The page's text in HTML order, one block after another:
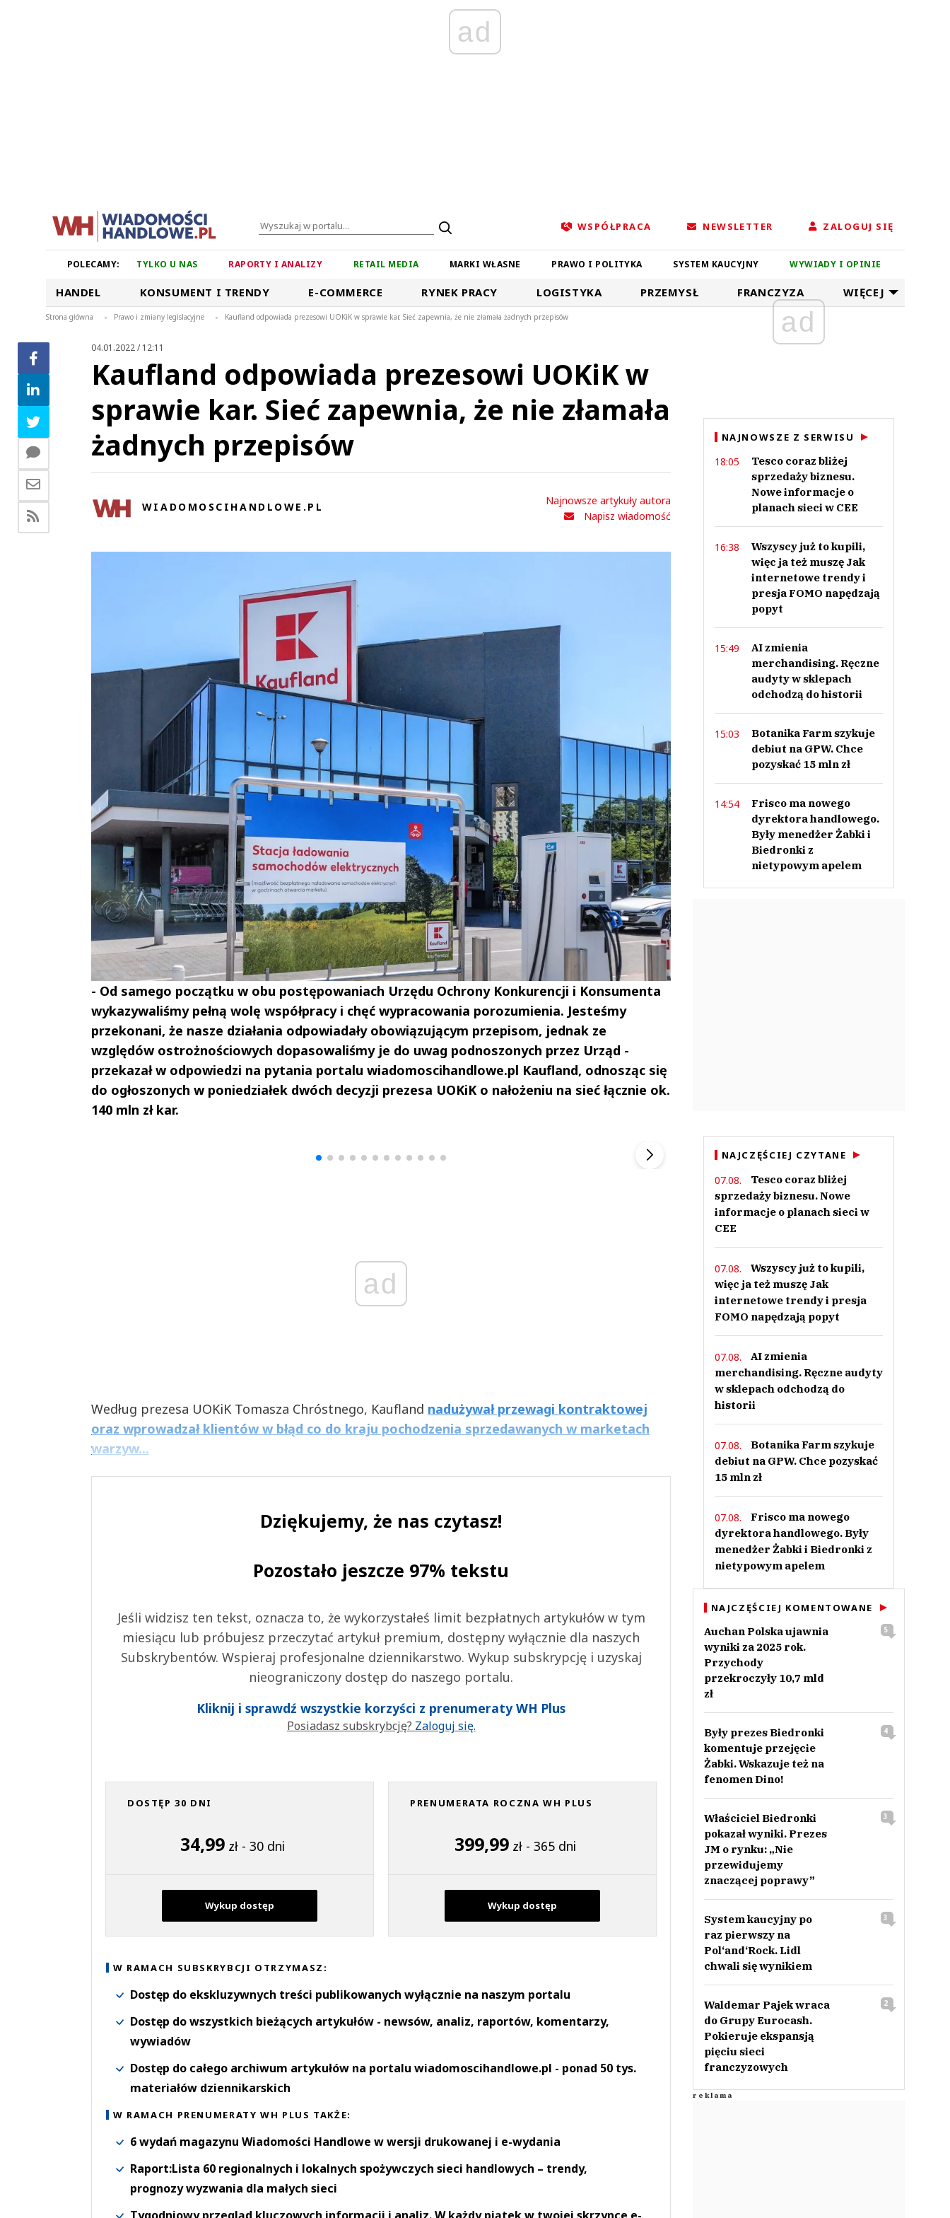
ad
WSPÓŁPRACA NEWSLETTER ZALOGUJ SIĘ
POLECAMY: TYLKO U NAS RAPORTY I ANALIZY RETAIL MEDIA MARKI WŁASNE PRAWO I POLITYKA SYSTEM KAUCYJNY WYWIADY I OPINIE
HANDEL KONSUMENT I TRENDY E-COMMERCE RYNEK PRACY LOGISTYKA PRZEMYSŁ FRANCZYZA WIĘCEJ
Strona główna > Prawo i zmiany legislacyjne > Kaufland odpowiada prezesowi UOKiK w sprawie kar. Sieć zapewnia, że nie złamała żadnych przepisów
04.01.2022 / 12:11
Kaufland odpowiada prezesowi UOKiK w
sprawie kar. Sieć zapewnia, że nie złamała
żadnych przepisów
WIADOMOSCIHANDLOWE.PL
Najnowsze artykuły autora
Napisz wiadomość
- Od samego początku w obu postępowaniach Urzędu Ochrony Konkurencji i Konsumenta
wykazywaliśmy pełną wolę współpracy i chęć wypracowania porozumienia. Jesteśmy
przekonani, że nasze działania odpowiadały obowiązującym przepisom, jednak ze
względów ostrożnościowych dopasowaliśmy je do uwag podnoszonych przez Urząd -
przekazał w odpowiedzi na pytania portalu wiadomoscihandlowe.pl Kaufland, odnosząc się
do ogłoszonych w poniedziałek dwóch decyzji prezesa UOKiK o nałożeniu na sieć łącznie ok.
140 mln zł kar.
ad
Według prezesa UOKiK Tomasza Chróstnego, Kaufland nadużywał przewagi kontraktowej
oraz wprowadzał klientów w błąd co do kraju pochodzenia sprzedawanych w marketach
warzyw...
Dziękujemy, że nas czytasz!
Pozostało jeszcze 97% tekstu
Jeśli widzisz ten tekst, oznacza to, że wykorzystałeś limit bezpłatnych artykułów w tym
miesiącu lub próbujesz przeczytać artykuł premium, dostępny wyłącznie dla naszych
Subskrybentów. Wspieraj profesjonalne dziennikarstwo. Wykup subskrypcję i uzyskaj
nieograniczony dostęp do naszego portalu.
Kliknij i sprawdź wszystkie korzyści z prenumeraty WH Plus
Posiadasz subskrybcję? Zaloguj się.
DOSTĘP 30 DNI
34,99 zł - 30 dni
Wykup dostęp
PRENUMERATA ROCZNA WH PLUS
399,99 zł - 365 dni
Wykup dostęp
W RAMACH SUBSKRYBCJI OTRZYMASZ:
Dostęp do ekskluzywnych treści publikowanych wyłącznie na naszym portalu
Dostęp do wszystkich bieżących artykułów - newsów, analiz, raportów, komentarzy,
wywiadów
Dostęp do całego archiwum artykułów na portalu wiadomoscihandlowe.pl - ponad 50 tys.
materiałów dziennikarskich
W RAMACH PRENUMERATY WH PLUS TAKŻE:
6 wydań magazynu Wiadomości Handlowe w wersji drukowanej i e-wydania
Raport:Lista 60 regionalnych i lokalnych spożywczych sieci handlowych – trendy,
prognozy wyzwania dla małych sieci
Andrzej i Marta
▶
ad
NAJNOWSZE Z SERWISU
18:05
Tesco coraz bliżej
sprzedaży biznesu.
Nowe informacje o
planach sieci w CEE
16:38
Wszyscy już to kupili,
więc ja też muszę Jak
internetowe trendy i
presja FOMO napędzają
popyt
15:49
AI zmienia
merchandising. Ręczne
audyty w sklepach
odchodzą do historii
15:03
Botanika Farm szykuje
debiut na GPW. Chce
pozyskać 15 mln zł
14:54
Frisco ma nowego
dyrektora handlowego.
Były menedżer Żabki i
Biedronki z
nietypowym apelem
NAJCZĘŚCIEJ CZYTANE
07.08.
Tesco coraz bliżej
sprzedaży biznesu. Nowe
informacje o planach sieci w
CEE
07.08.
Wszyscy już to kupili,
więc ja też muszę Jak
internetowe trendy i presja
FOMO napędzają popyt
07.08.
AI zmienia
merchandising. Ręczne audyty
w sklepach odchodzą do
historii
07.08.
Botanika Farm szykuje
debiut na GPW. Chce pozyskać
15 mln zł
07.08.
Frisco ma nowego
dyrektora handlowego. Były
menedżer Żabki i Biedronki z
nietypowym apelem
NAJCZĘŚCIEJ KOMENTOWANE
Auchan Polska ujawnia
wyniki za 2025 rok.
Przychody
przekroczyły 10,7 mld
zł
5
Były prezes Biedronki
komentuje przejęcie
Żabki. Wskazuje też na
fenomen Dino!
4
Właściciel Biedronki
pokazał wyniki. Prezes
JM o rynku: „Nie
przewidujemy
znaczącej poprawy”
3
System kaucyjny po
raz pierwszy na
Pol‘and‘Rock. Lidl
chwali się wynikiem
3
Waldemar Pajek wraca
do Grupy Eurocash.
Pokieruje ekspansją
pięciu sieci
franczyzowych
2